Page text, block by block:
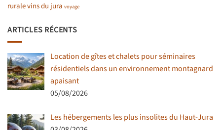
ruralevins du jura voyage
ARTICLES RÉCENTS
Location de gîtes et chalets pour séminaires
résidentiels dans un environnement montagnard
apaisant
05/08/2026
Les hébergements les plus insolites du Haut-Jura